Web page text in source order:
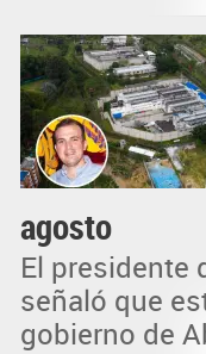
agosto
El presidente
señaló que
gobierno de